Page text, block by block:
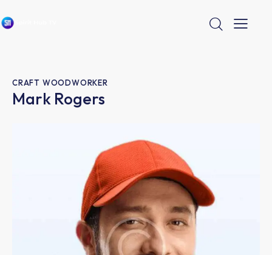
CRAFT WOODWORKER
Mark Rogers